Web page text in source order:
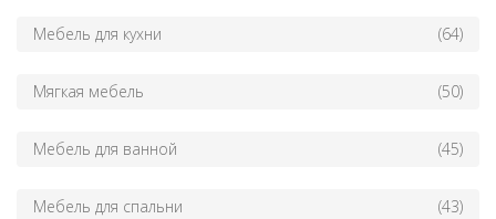
Мебель для кухни (64)
Мягкая мебель (50)
Мебель для ванной (45)
Мебель для спальни (43)